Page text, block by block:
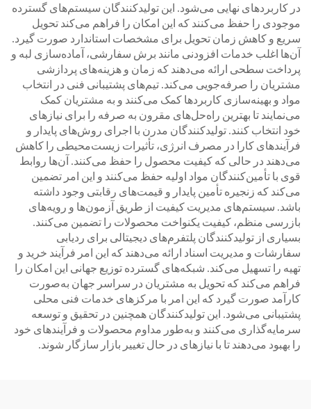
در کاربردهای نهایی می‌شود. این تولیدکنندگان سیستم‌های گسترده
موجودی را حفظ می‌کنند که این امکان را فراهم می‌کند تحویل
سریع و کاهش زمان تحویل برای مشخصات استاندارد صورت گیرد.
آن‌ها اغلب خدمات افزودنی مانند برش سفارشی، آماده‌سازی لبه و
پرداخت سطحی ارائه می‌دهند که زمان و هزینه‌های پردازشی
مشتریان را صرفه‌جویی می‌کند. تیم‌های پشتیبانی فنی در انتخاب
مواد و بهینه‌سازی کاربردها کمک می‌کنند و به مشتریان کمک
می‌نمایند تا بهترین راه‌حل‌های مقرون به صرفه را برای نیازهای
خود انتخاب کنند. تولیدکنندگان مدرن با اجرای روش‌های پایدار و
فرآیندهای کارا در مصرف انرژی، تأثیرات زیست‌محیطی را کاهش
می‌دهند در حالی که کیفیت محصول را حفظ می‌کنند. آن‌ها روابط
قوی با تأمین‌کنندگان مواد اولیه حفظ می‌کنند و این امر تضمین
می‌کند که زنجیره تأمین پایدار و قیمت‌های رقابتی وجود داشته
باشد. سیستم‌های مدیریت کیفیت از طریق آزمون‌ها و رویه‌های
بازرسی منظم، کیفیت یکنواخت محصولات را تضمین می‌کنند.
بسیاری از تولیدکنندگان پلتفرم‌های دیجیتالی برای ردیابی
سفارشات و مدیریت اسناد ارائه می‌دهند که این امر فرآیند خرید و
تهیه را تسهیل می‌کند. شبکه‌های گسترده توزیع جهانی این امکان را
فراهم می‌کند که تحویل به مشتریان در سراسر جهان به‌صورت
کارآمد صورت گیرد که این امر با مرکزهای خدمات فنی محلی
پشتیبانی می‌شود. این تولیدکنندگان همچنین در تحقیق و توسعه
سرمایه‌گذاری می‌کنند و به‌طور مداوم محصولات و فرآیندهای خود
را بهبود می‌دهند تا با نیازهای در حال تغییر بازار سازگار شوند.